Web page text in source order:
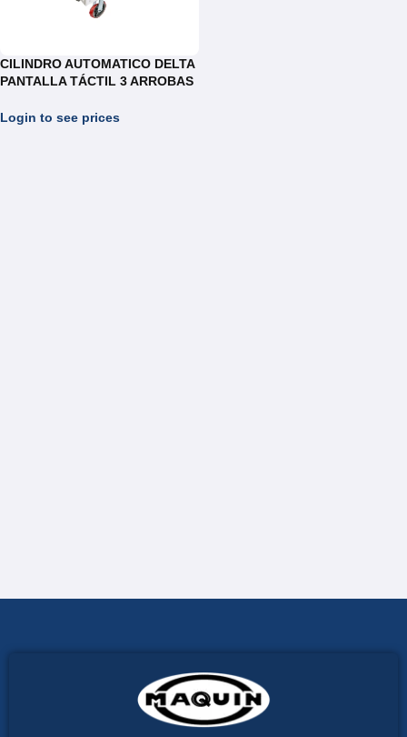
CILINDRO AUTOMATICO DELTA
PANTALLA TÁCTIL 3 ARROBAS
Login to see prices